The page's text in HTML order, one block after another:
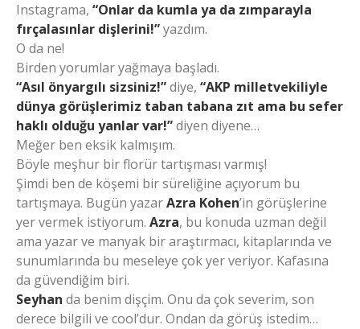
Instagrama, “Onlar da kumla ya da zımparayla
fırçalasınlar dişlerini!”yazdım.
O da ne!
Birden yorumlar yağmaya başladı.
“Asıl önyargılı sizsiniz!”diye, “AKP milletvekiliyle
dünya görüşlerimiz taban tabana zıt ama bu sefer
haklı olduğu yanlar var!”diyen diyene…
Meğer ben eksik kalmışım.
Böyle meşhur bir florür tartışması varmış!
Şimdi ben de köşemi bir süreliğine açıyorum bu
tartışmaya. Bugün yazarAzra Kohen’in görüşlerine
yer vermek istiyorum. Azra, bu konuda uzman değil
ama yazar ve manyak bir araştırmacı, kitaplarında ve
sunumlarında bu meseleye çok yer veriyor. Kafasına
da güvendiğim biri.
Seyhan da benim dişçim. Onu da çok severim, son
derece bilgili ve cool’dur. Ondan da görüş istedim…